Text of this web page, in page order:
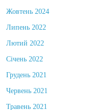
Жовтень 2024
Липень 2022
Лютий 2022
Січень 2022
Грудень 2021
Червень 2021
Травень 2021